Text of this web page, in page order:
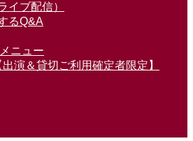
イブ配信）
るQ&A
ニュー
演＆貸切ご利用確定者限定】